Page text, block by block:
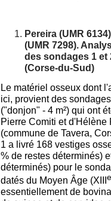
Pereira (UMR
(UMR 7298).
des sondages 1 et
(Corse-du-Sud)
Le matériel osseux dont
ici, provient des
("donjon" - 4 m²) qui ont
Pierre Comiti et d'Hélène
(commune de Tavera,
1 a livré 168 vestiges
% de restes déterminés)
déterminés) pour le
datés du Moyen Âge (XIIIe
essentiellement de